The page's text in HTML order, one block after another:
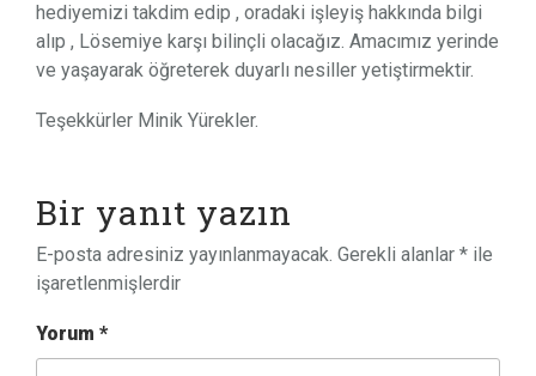
hediyemizi takdim edip , oradaki işleyiş hakkında bilgi
alıp , Lösemiye karşı bilinçli olacağız. Amacımız yerinde
ve yaşayarak öğreterek duyarlı nesiller yetiştirmektir.
Teşekkürler Minik Yürekler.
Bir yanıt yazın
E-posta adresiniz yayınlanmayacak. Gerekli alanlar * ile
işaretlenmişlerdir
Yorum *